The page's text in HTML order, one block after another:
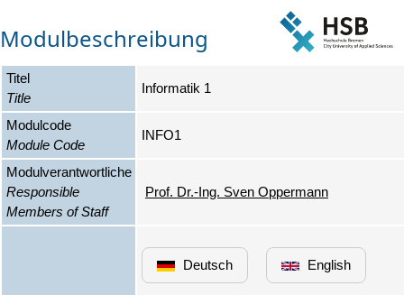
Modulbeschreibung
Titel
Title
Informatik 1
Modulcode
Module Code
INFO1
Modulverantwortliche
Responsible
Members of Staff
Prof. Dr.-Ing. Sven Oppermann
Deutsch English